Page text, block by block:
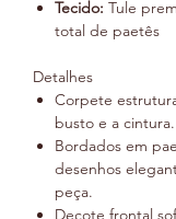
Tecido: Tule
total de paetês
Detalhes
Corpete
busto e a cintura.
Bordados em
desenhos
peça.
Decote frontal